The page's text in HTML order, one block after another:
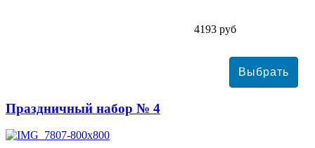
4193 руб
Праздничный набор № 4